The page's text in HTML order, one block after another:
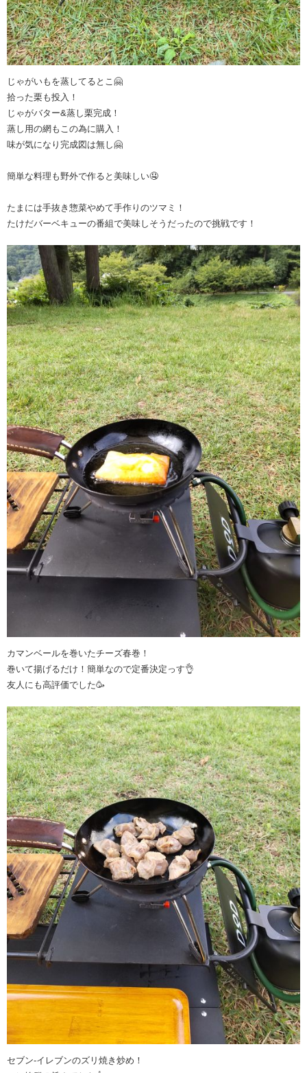
じゃがいもを蒸してるとこ🤗
拾った栗も投入！
じゃがバター&蒸し栗完成！
蒸し用の網もこの為に購入！
味が気になり完成図は無し🤗
簡単な料理も野外で作ると美味しい🤤
たまには手抜き惣菜やめて手作りのツマミ！
たけだバーベキューの番組で美味しそうだったので挑戦です！
カマンベールを巻いたチーズ春巻！
巻いて揚げるだけ！簡単なので定番決定っす👌
友人にも高評価でした🥳
セブン-イレブンのズリ焼き炒め！